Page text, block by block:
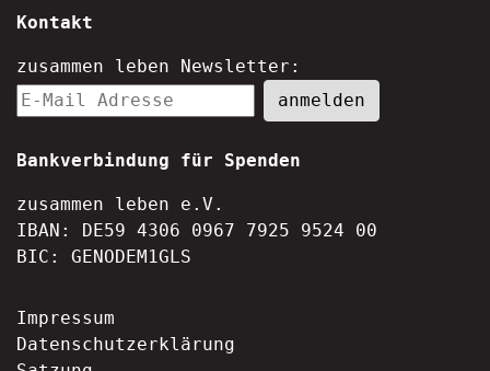
Kontakt
zusammen leben Newsletter:
Bankverbindung für Spenden
zusammen leben e.V.
IBAN: DE59 4306 0967 7925 9524 00
BIC: GENODEM1GLS
Impressum
Datenschutzerklärung